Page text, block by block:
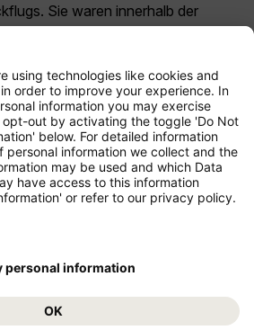
Sie waren innerhalb der
und sind
mehr aktuell. Bei den für die
Tarifen handelt es
Zero, unsere restriktivste
hierfür zusätzliche Gebühren
oder für andere optionale
Es gelten dieAllgemeinen
.